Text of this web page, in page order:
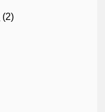
(2)